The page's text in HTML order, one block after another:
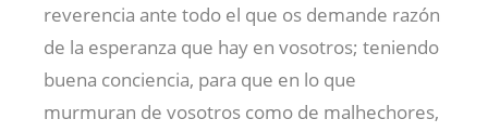
reverencia ante todo el que os demande razón
de la esperanza que hay en vosotros; teniendo
buena conciencia, para que en lo que
murmuran de vosotros como de malhechores,